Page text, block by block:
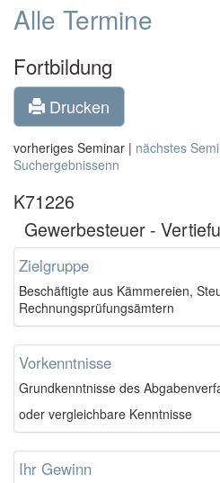
Alle Termine
Fortbildung
Drucken
vorheriges Seminar | nächstes
Suchergebnissenn
K71226
Gewerbesteuer -
Zielgruppe
Beschäftigte aus Kämmereien,
Rechnungsprüfungsämtern
Vorkenntnisse
Grundkenntnisse des
oder vergleichbare Kenntnisse
Ihr Gewinn